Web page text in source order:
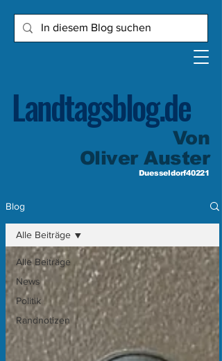
Landtagsblog.de
Von
Oliver Auster
Duesseldorf40221
Blog
Alle Beiträge
News
Politik
Randnotizen
Alle Beiträge